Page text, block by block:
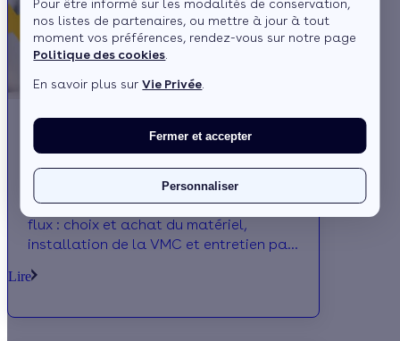
Pour être informé sur les modalités de conservation,
nos listes de partenaires, ou mettre à jour à tout
moment vos préférences, rendez-vous sur notre page
Politique des cookies
En savoir plus surVie Privée
Fermer et accepter
Personnaliser
Quel est le prix d'une VMC à double flux
?
Découvrez le prix d'une VMC à double
flux : choix et achat du matériel,
installation de la VMC et entretien par
Lire